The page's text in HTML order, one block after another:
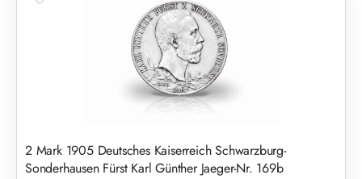
2 Mark 1905 Deutsches Kaiserreich Schwarzburg-
Sonderhausen Fürst Karl Günther Jaeger-Nr. 169b